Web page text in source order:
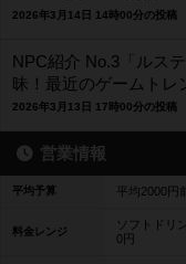
2026年3月14日 14時00分の投稿
NPC紹介 No.3「ルス
昧！最近のゲームトレ
2026年3月13日 17時00分の投稿
営業情報
平均予算 平均2000円
料金レンジ
ソフトドリ
0円